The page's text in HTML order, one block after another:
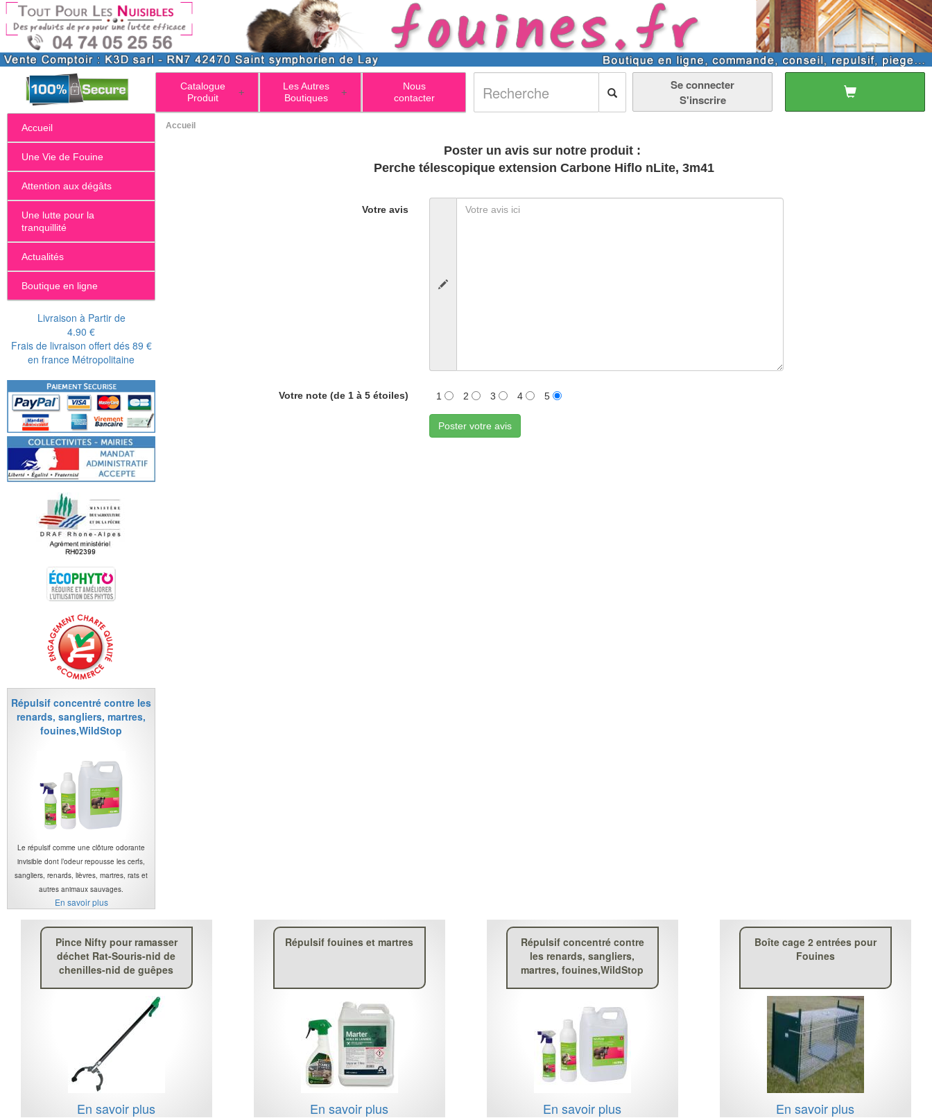
+
Catalogue
Produit
+
Les Autres
Boutiques
Nous
contacter
Se connecter
S'inscrire
Accueil
Une Vie de Fouine
Attention aux dégâts
Une lutte pour la
tranquillité
Actualités
Boutique en ligne
Livraison à Partir de
4.90 €
Frais de livraison offert dés 89 €
en france Métropolitaine
Répulsif concentré contre les
renards, sangliers, martres,
fouines,WildStop
Le répulsif comme une clôture odorante
invisible dont l’odeur repousse les cerfs,
sangliers, renards, lièvres, martres, rats et
autres animaux sauvages.
En savoir plus
Accueil
Poster un avis sur notre produit :
Perche télescopique extension Carbone Hiflo nLite, 3m41
Votre avis
Votre note (de 1 à 5 étoiles) 1 2 3 4 5
Poster votre avis
Pince Nifty pour ramasser
déchet Rat-Souris-nid de
chenilles-nid de guêpes
En savoir plus
Répulsif fouines et martres
En savoir plus
Répulsif concentré contre
les renards, sangliers,
martres, fouines,WildStop
En savoir plus
Boîte cage 2 entrées pour
Fouines
En savoir plus